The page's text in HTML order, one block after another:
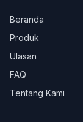
Beranda
Produk
Ulasan
FAQ
Tentang Kami